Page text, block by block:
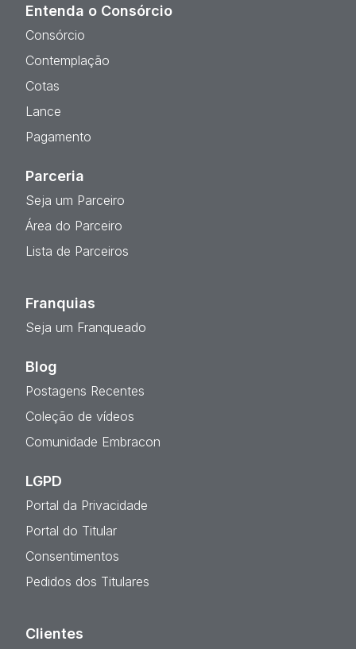
Entenda o Consórcio
Consórcio
Contemplação
Cotas
Lance
Pagamento
Parceria
Seja um Parceiro
Área do Parceiro
Lista de Parceiros
Franquias
Seja um Franqueado
Blog
Postagens Recentes
Coleção de vídeos
Comunidade Embracon
LGPD
Portal da Privacidade
Portal do Titular
Consentimentos
Pedidos dos Titulares
Clientes